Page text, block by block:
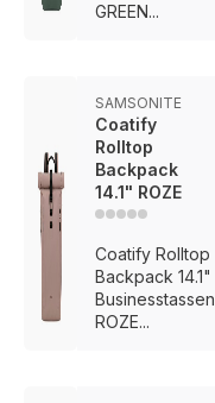
GREEN...
SAMSONITE
Coatify
Rolltop
Backpack
14.1" ROZE
Coatify Rolltop
Backpack 14.1"
Businesstassen
ROZE...